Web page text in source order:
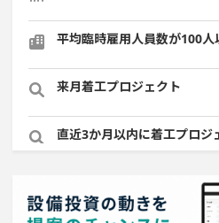
平均臨時雇用人員数が100
来月着工プロジェクト
直近3か月以内に着工プロジ
発電設備の導入を含む工場